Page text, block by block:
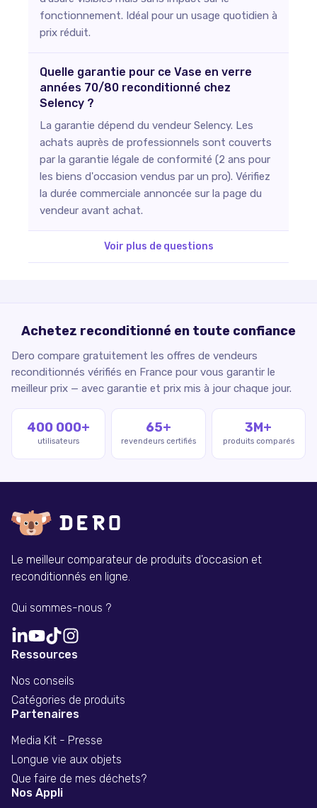
fonctionnement. Idéal pour un usage quotidien à
prix réduit.
Quelle garantie pour ce Vase en verre
années 70/80 reconditionné chez
Selency ?
La garantie dépend du vendeur Selency. Les
achats auprès de professionnels sont couverts
par la garantie légale de conformité (2 ans pour
les biens d'occasion vendus par un pro). Vérifiez
la durée commerciale annoncée sur la page du
vendeur avant achat.
Voir plus de questions
Achetez reconditionné en toute confiance
Dero compare gratuitement les offres de vendeurs
reconditionnés vérifiés en France pour vous garantir le
meilleur prix — avec garantie et prix mis à jour chaque jour.
400 000+
utilisateurs
65+
revendeurs certifiés
3M+
produits comparés
Le meilleur comparateur de produits d'occasion et
reconditionnés en ligne.
Qui sommes-nous ?
Ressources
Nos conseils
Catégories de produits
Partenaires
Media Kit - Presse
Longue vie aux objets
Que faire de mes déchets?
Nos Appli